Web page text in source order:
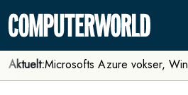
Aktuelt:Microsofts Azure vokser,